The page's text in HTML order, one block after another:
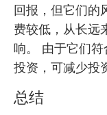
回报，但它们的
费较低，从长远
响。 由于它们
投资，可减少投
总结